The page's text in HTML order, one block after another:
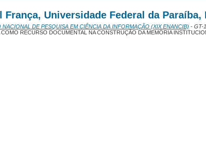
França, Universidade Federal da Paraíba,
NACIONAL DE PESQUISA EM CIÊNCIA DA INFORMAÇÃO (XIX ENANCIB) - GT-
RECURSO DOCUMENTAL NA CONSTRUÇÃO DA MEMÓRIA